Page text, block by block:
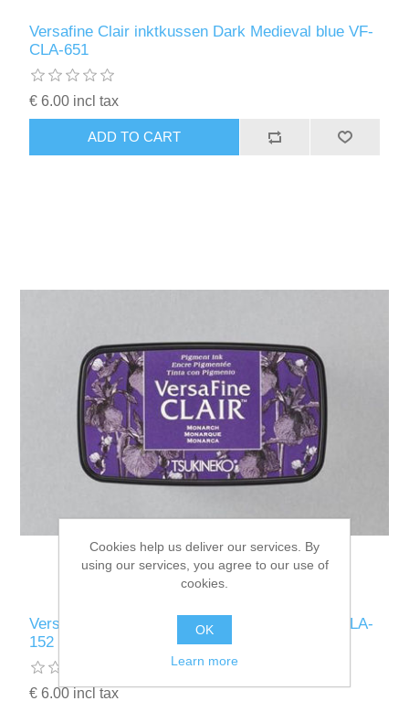
Versafine Clair inktkussen Dark Medieval blue VF-
CLA-651
€ 6.00 incl tax
ADD TO CART
Versafine Clair inktkussen Dark Monarch VF-CLA-
152
€ 6.00 incl tax
Cookies help us deliver our services. By
using our services, you agree to our use of
cookies.
OK
Learn more